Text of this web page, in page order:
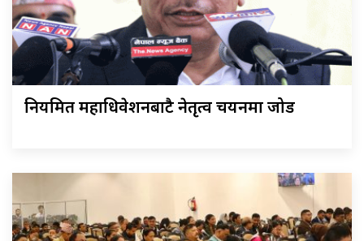
नियमित महाधिवेशनबाटै नेतृत्व चयनमा जोड